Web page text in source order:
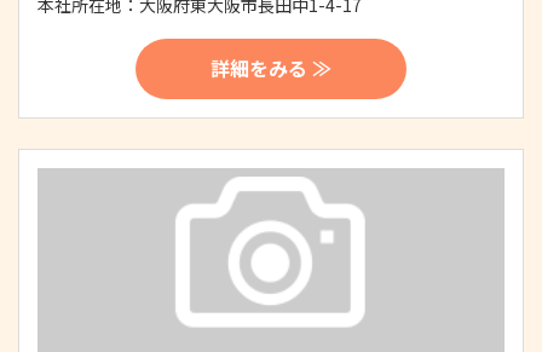
本社所在地： 大阪府東大阪市長田中1-4-17
詳細をみる ≫